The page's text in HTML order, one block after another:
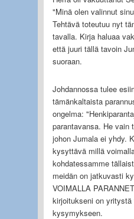
"Minä olen valinnut
Tehtävä toteutuu nyt
tavalla. Kirja haluaa
että juuri tällä tavoin
suoraan.
Johdannossa tulee
tämänkaltaista
ongelma:
parantavansa. He vain
johon Jumala ei yhdy.
kysyttävä millä
kohdatessamme
meidän on jatkuvasti
VOIMALLA
kirjoitukseni on
kysymykseen.